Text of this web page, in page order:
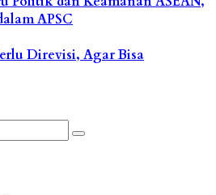
APSC
Direvisi, Agar Bisa
Search